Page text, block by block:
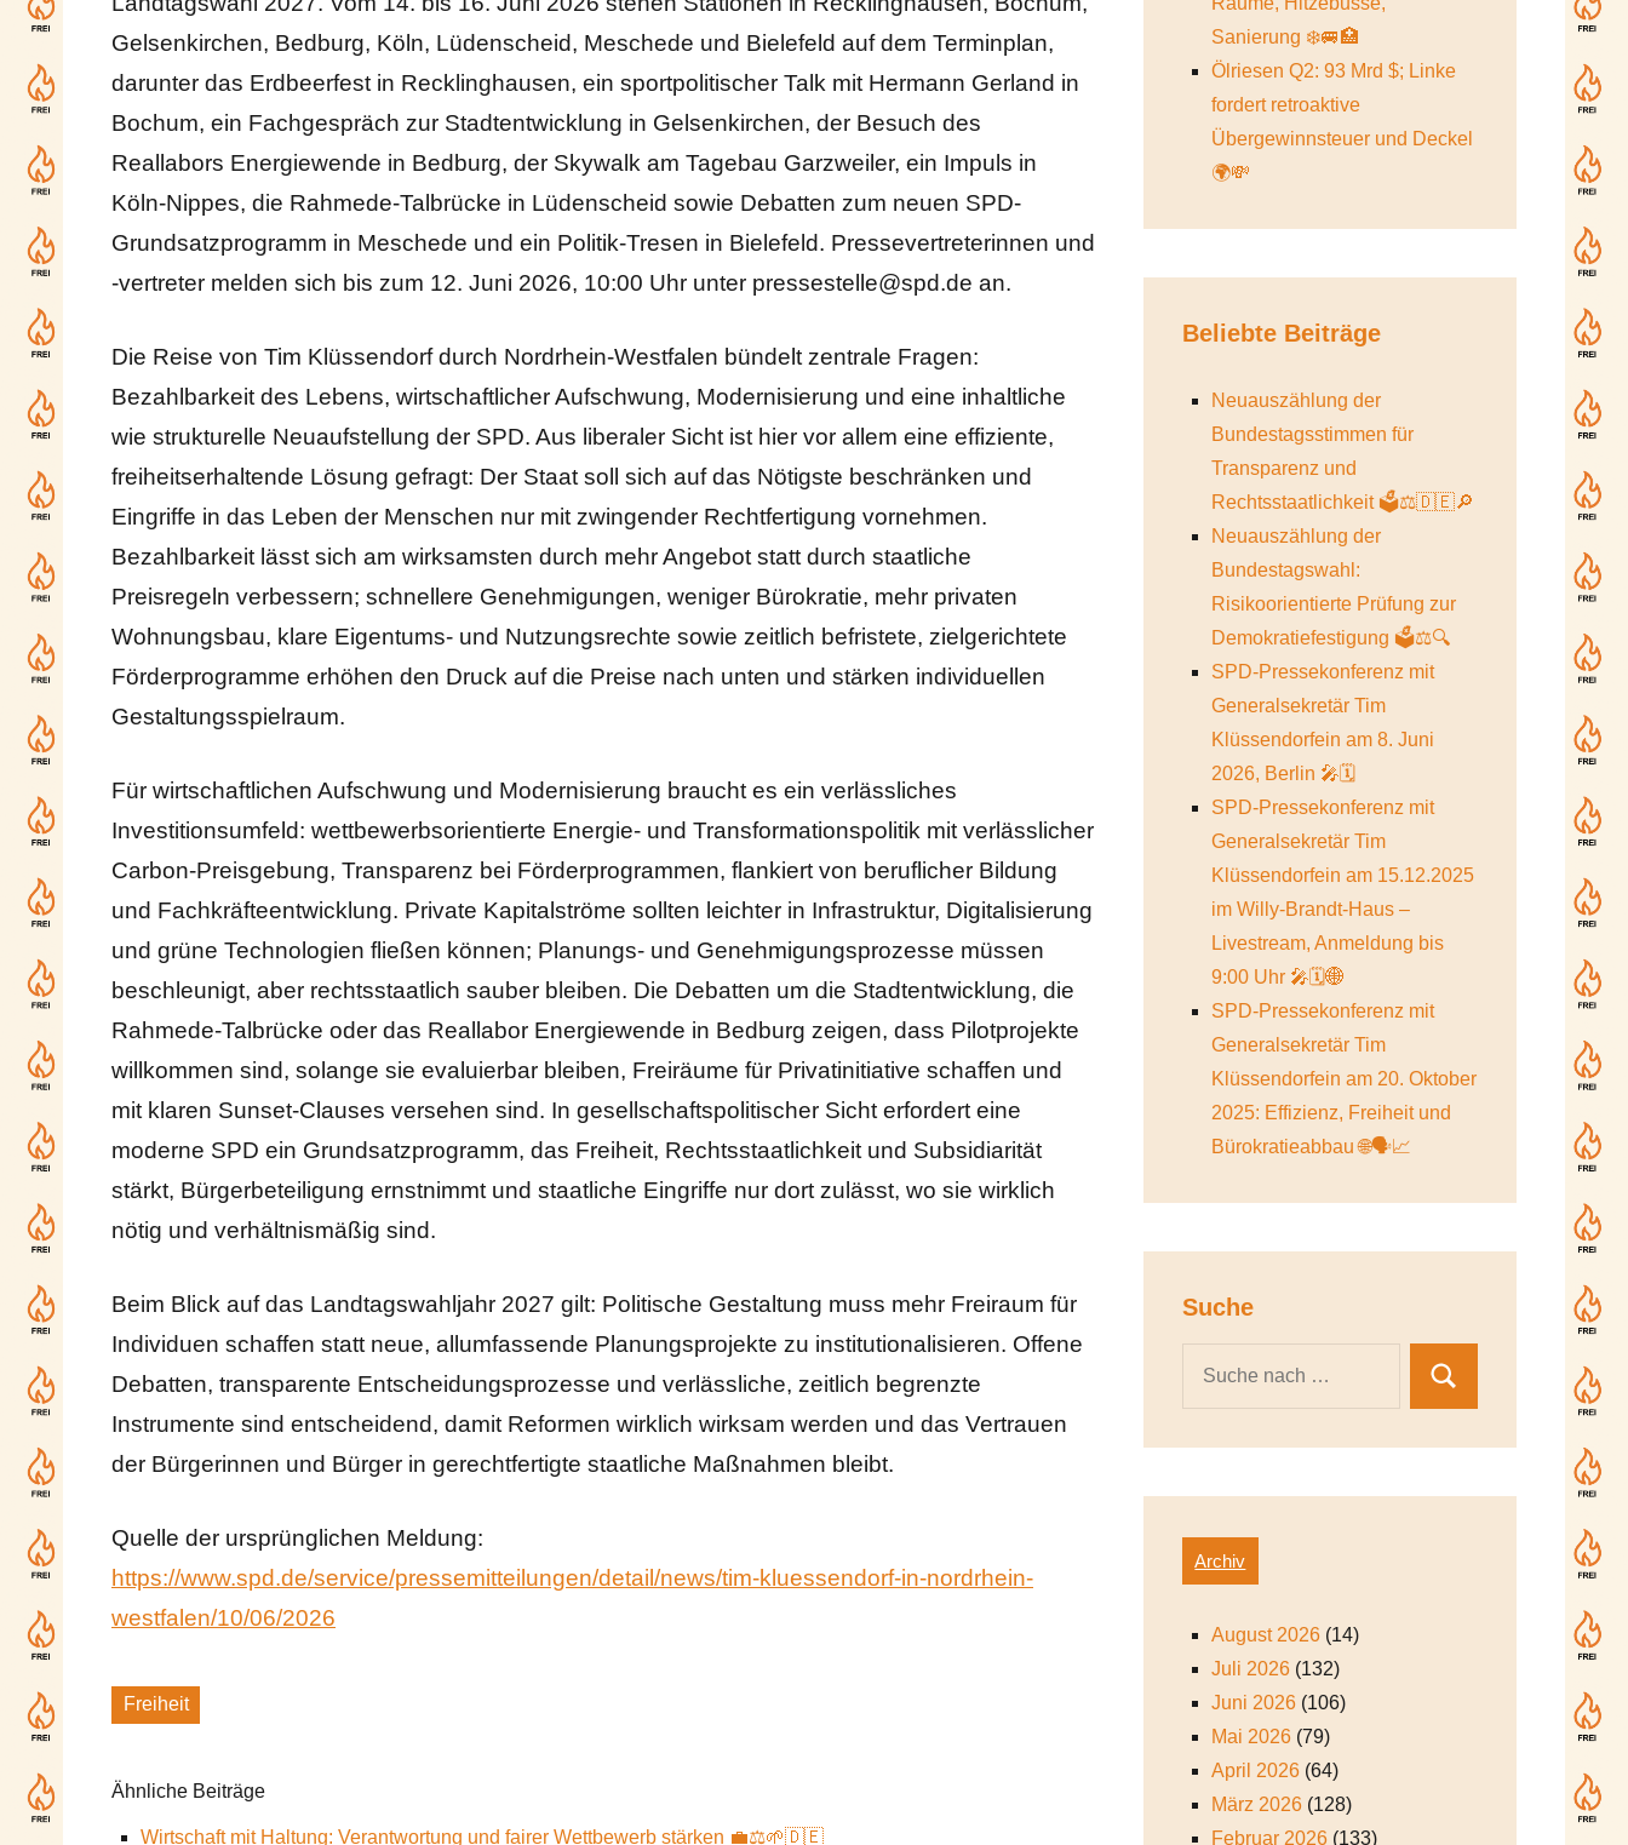
Gelsenkirchen, Bedburg, Köln, Lüdenscheid, Meschede und Bielefeld auf dem Terminplan,
darunter das Erdbeerfest in Recklinghausen, ein sportpolitischer Talk mit Hermann Gerland in
Bochum, ein Fachgespräch zur Stadtentwicklung in Gelsenkirchen, der Besuch des
Reallabors Energiewende in Bedburg, der Skywalk am Tagebau Garzweiler, ein Impuls in
Köln-Nippes, die Rahmede-Talbrücke in Lüdenscheid sowie Debatten zum neuen SPD-
Grundsatzprogramm in Meschede und ein Politik-Tresen in Bielefeld. Pressevertreterinnen und
-vertreter melden sich bis zum 12. Juni 2026, 10:00 Uhr unter pressestelle@spd.de an.
Die Reise von Tim Klüssendorf durch Nordrhein-Westfalen bündelt zentrale Fragen:
Bezahlbarkeit des Lebens, wirtschaftlicher Aufschwung, Modernisierung und eine inhaltliche
wie strukturelle Neuaufstellung der SPD. Aus liberaler Sicht ist hier vor allem eine effiziente,
freiheitserhaltende Lösung gefragt: Der Staat soll sich auf das Nötigste beschränken und
Eingriffe in das Leben der Menschen nur mit zwingender Rechtfertigung vornehmen.
Bezahlbarkeit lässt sich am wirksamsten durch mehr Angebot statt durch staatliche
Preisregeln verbessern; schnellere Genehmigungen, weniger Bürokratie, mehr privaten
Wohnungsbau, klare Eigentums- und Nutzungsrechte sowie zeitlich befristete, zielgerichtete
Förderprogramme erhöhen den Druck auf die Preise nach unten und stärken individuellen
Gestaltungsspielraum.
Für wirtschaftlichen Aufschwung und Modernisierung braucht es ein verlässliches
Investitionsumfeld: wettbewerbsorientierte Energie- und Transformationspolitik mit verlässlicher
Carbon-Preisgebung, Transparenz bei Förderprogrammen, flankiert von beruflicher Bildung
und Fachkräfteentwicklung. Private Kapitalströme sollten leichter in Infrastruktur, Digitalisierung
und grüne Technologien fließen können; Planungs- und Genehmigungsprozesse müssen
beschleunigt, aber rechtsstaatlich sauber bleiben. Die Debatten um die Stadtentwicklung, die
Rahmede-Talbrücke oder das Reallabor Energiewende in Bedburg zeigen, dass Pilotprojekte
willkommen sind, solange sie evaluierbar bleiben, Freiräume für Privatinitiative schaffen und
mit klaren Sunset-Clauses versehen sind. In gesellschaftspolitischer Sicht erfordert eine
moderne SPD ein Grundsatzprogramm, das Freiheit, Rechtsstaatlichkeit und Subsidiarität
stärkt, Bürgerbeteiligung ernstnimmt und staatliche Eingriffe nur dort zulässt, wo sie wirklich
nötig und verhältnismäßig sind.
Beim Blick auf das Landtagswahljahr 2027 gilt: Politische Gestaltung muss mehr Freiraum für
Individuen schaffen statt neue, allumfassende Planungsprojekte zu institutionalisieren. Offene
Debatten, transparente Entscheidungsprozesse und verlässliche, zeitlich begrenzte
Instrumente sind entscheidend, damit Reformen wirklich wirksam werden und das Vertrauen
der Bürgerinnen und Bürger in gerechtfertigte staatliche Maßnahmen bleibt.
Quelle der ursprünglichen Meldung:
https://www.spd.de/service/pressemitteilungen/detail/news/tim-kluessendorf-in-nordrhein-
westfalen/10/06/2026
Schlagworte
Freiheit
Ähnliche Beiträge
Wirtschaft mit Haltung: Verantwortung und fairer Wettbewerb stärken 💼⚖️🌱🇩🇪
Sanierung ❄️🚐🏥
Ölriesen Q2: 93 Mrd $; Linke
fordert retroaktive
Übergewinnsteuer und Deckel
🌍💸
Beliebte Beiträge
Neuauszählung der
Bundestagsstimmen für
Transparenz und
Rechtsstaatlichkeit 🗳️⚖️🇩🇪🔎
Neuauszählung der
Bundestagswahl:
Risikoorientierte Prüfung zur
Demokratiefestigung 🗳️⚖️🔍
SPD-Pressekonferenz mit
Generalsekretär Tim
Klüssendorfein am 8. Juni
2026, Berlin 🎤🗓️
SPD-Pressekonferenz mit
Generalsekretär Tim
Klüssendorfein am 15.12.2025
im Willy-Brandt-Haus –
Livestream, Anmeldung bis
9:00 Uhr 🎤🗓️🌐
SPD-Pressekonferenz mit
Generalsekretär Tim
Klüssendorfein am 20. Oktober
2025: Effizienz, Freiheit und
Bürokratieabbau 🌐🗣️📈
Suche
Archiv
August 2026 (14)
Juli 2026 (132)
Juni 2026 (106)
Mai 2026 (79)
April 2026 (64)
März 2026 (128)
Februar 2026 (133)